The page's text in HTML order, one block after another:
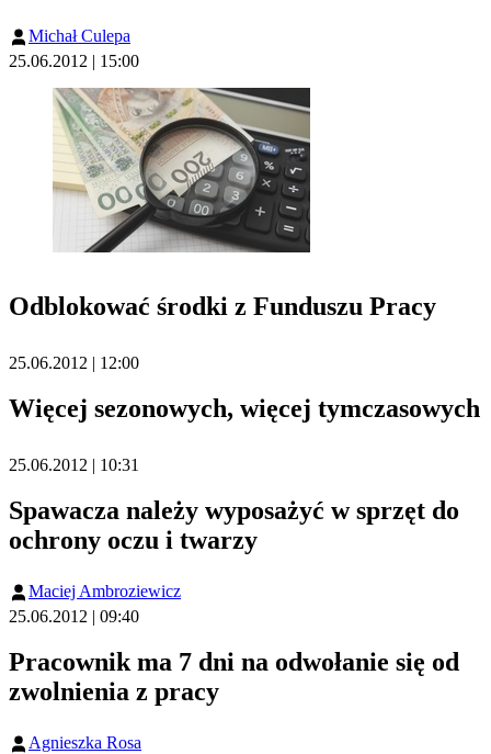
Michał Culepa
25.06.2012 | 15:00
Odblokować środki z Funduszu Pracy
25.06.2012 | 12:00
Więcej sezonowych, więcej tymczasowych
25.06.2012 | 10:31
Spawacza należy wyposażyć w sprzęt do
ochrony oczu i twarzy
Maciej Ambroziewicz
25.06.2012 | 09:40
Pracownik ma 7 dni na odwołanie się od
zwolnienia z pracy
Agnieszka Rosa